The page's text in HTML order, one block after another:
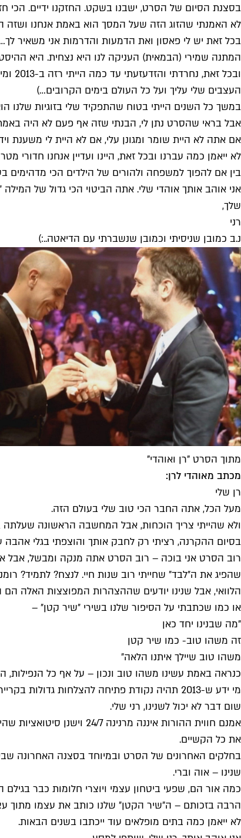
בסצנת הסיום של הסרט, ישבנו בשקט. החזקנו ידיים. הכי
לא האמנתי שהזוג הזה שעל המסך הוא באמת אנחנו ושזה
בכל זאת יש לי פאסון ואת הדמעות והדרמות אני משאיר
המתנה שמירי (הבמאית) העניקה לנו היא נצחית. היא
העצבים שלי עליך ועל כל העולם בימים הקרובים…)
במשך כל השנים הייתי בטוח שהתפקיד שלי בזוגיות שלנו
אבל בראי שהסרט נתן לי, הבנתי שזה אף פעם לא היה
אם אתה לא היית שומר ומגונן עלי, אם לא היית לי
לא ייאמן כמה עברנו ובכל זאת, היינו ועדיין אנחנו חדורי
בין אם להפוך למשפחה ולהורים של הילדים הכי מדהימים
אני אוהב אותך אוהדי שלי. אתה הביטוי הכי גדול של המילה
שלך,
רני
נ.ב כמובן שניסיתי וכמובן שנשברתי עם הדיאטה..:)
מתוך הסרט "רן ואוהדי"
מכתב מאוהדי לרן:
רן שלי
מעל הכל, אתה החבר הכי טוב שלי בעולם הזה.
ולא שהייתי צריך הוכחות, אבל המחשבה הראשונה שעלתה
בסיום ההקרנה, רציתי רק לחבק אותך והוצפתי בגלי
רוב הסרט אני בוכה – רוב הסרט אתה מנקה ומבשל, אבל
שהפיג את ה״לבד״ שחייתי רוב שנות חיי. לנצח? לתמיד?
הלוואי, אבל שנינו יודעים שההצהרות המפוצצות האלה הם
או כמו שכתבתי על הסיפור שלנו בשירי ״שיר קטן״ –
״מה שבנינו יחד כאן
זה משהו טוב- כמו שיר קטן
משהו טוב שיילך איתנו הלאה״
כנראה באמת עשינו משהו טוב ונכון – על אף כל הנפילות,
מי ידע ש-2013 תהיה נקודת פתיחה להצלחות גדולות בקריירה לצד אכזבות וכשלים, שנתחתן ושנעבור מהלומות במסע להפוך למשפחה – בין אם הפלות ובין אם רעידות אדמה.
שום דבר לא יכול לשנינו, רני שלי.
אמנם חווית ההורות
את כל הקשיים.
בחלקים האחרונים של הסרט ובמיוחד בסצנה האחרונה
שנינו – אוה וברי.
כמה אור הם, שפעי ביטחון עצמי ויוצרי חלומות כבר בגילם
הרבה בזכותם – ה״שיר הקטן״ שלנו כותב את עצמו מתוך עצמו. לא ייאמן כמה בתים נוספו לו ב-8
לא ייאמן כמה בתים מופלאים עוד ייכתבו בשנים הבאות.